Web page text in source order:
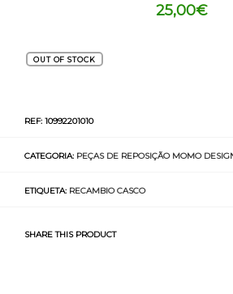
25,00€
OUT OF STOCK
REF: 10992201010
CATEGORIA: PEÇAS DE REPOSIÇÃO MOMO
ETIQUETA: RECAMBIO CASCO
SHARE THIS PRODUCT